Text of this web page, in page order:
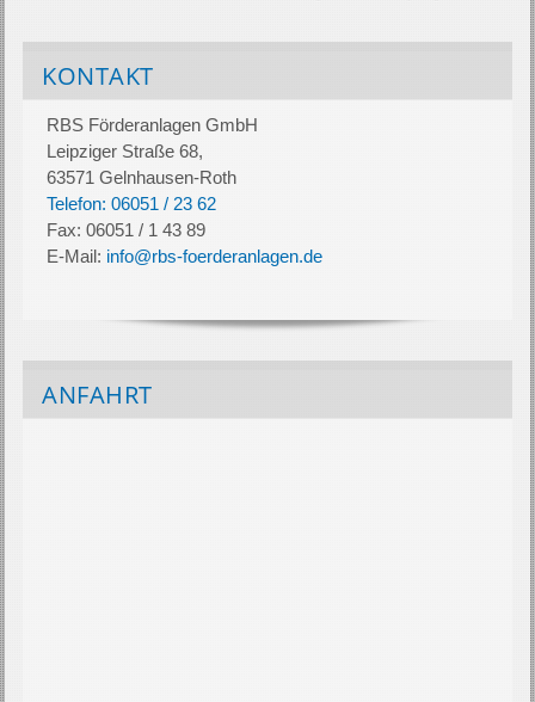
KONTAKT
RBS Förderanlagen GmbH
Leipziger Straße 68,
63571 Gelnhausen-Roth
Telefon: 06051 / 23 62
Fax: 06051 / 1 43 89
E-Mail: info@rbs-foerderanlagen.de
ANFAHRT